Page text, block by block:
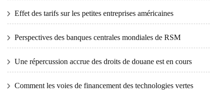
Effet des tarifs sur les petites entreprises américaines
Perspectives des banques centrales mondiales de RSM
Une répercussion accrue des droits de douane est en cours
Comment les voies de financement des technologies vertes